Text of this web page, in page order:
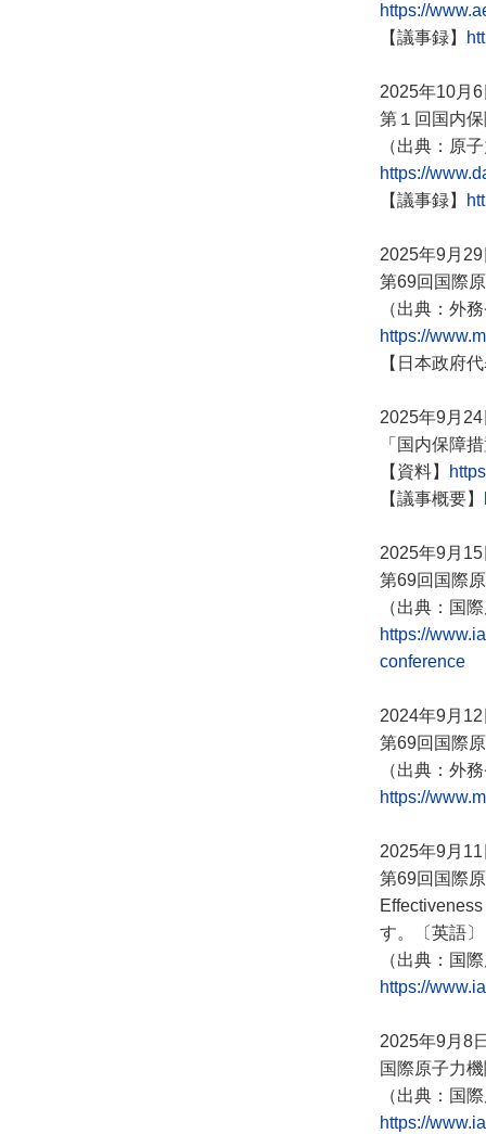
https://
【議事録】
2025年10月6
第１回国内
（出典：原
https://
【議事録】
2025年9月29
第69回国際
（出典：外
https://
【日本政府
2025年9月24
「国内保障
【資料】
【議事概要】
2025年9月15
第69回国際
（出典：国
https://
conference
2024年9月12
第69回国際
（出典：外
https://
2025年9月11
第69回国際
す。〔英語〕
（出典：国
https://
2025年9月8
国際原子力
（出典：国
https://